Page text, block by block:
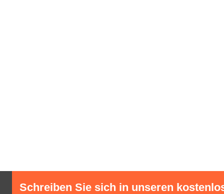
Schreiben Sie sich in unseren